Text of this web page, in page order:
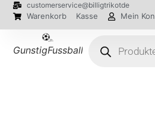
customerservice@billigtrikotde
Warenkorb Kasse Mein
GunstigFussballTrikot